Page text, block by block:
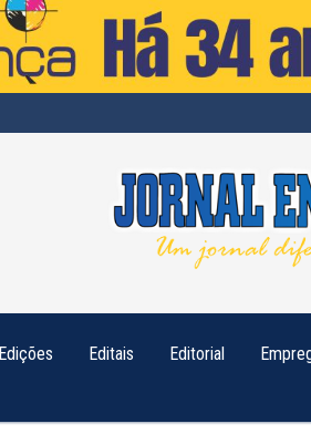
Edições Editais Editorial